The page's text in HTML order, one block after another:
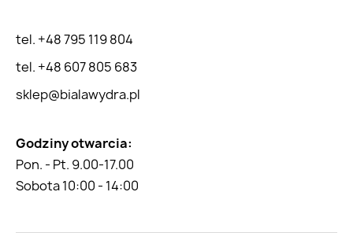
tel. +48 795 119 804
tel. +48 607 805 683
sklep@bialawydra.pl
Godziny otwarcia:
Pon. - Pt. 9.00-17.00
Sobota 10:00 - 14:00